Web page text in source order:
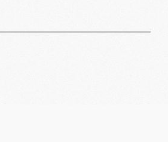
금한 점은 댓글이나 메일